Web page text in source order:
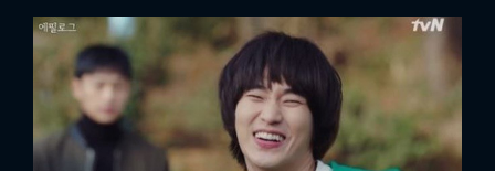
x
ĐĂNG NHẬP